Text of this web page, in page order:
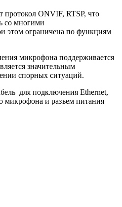
протокол ONVIF, RTSP, что
со многими
этом ограничена по функциям
микрофона поддерживается
значительным
спорных ситуаций.
для подключения Ethernet,
микрофона и разъем питания